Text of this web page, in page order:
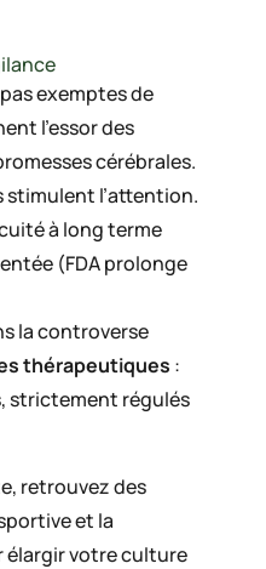
exemptes de
l’essor des
cérébrales.
stimulent l’attention.
à long terme
(FDA prolonge
la controverse
thérapeutiques :
strictement régulés
retrouvez des
et la
votre culture